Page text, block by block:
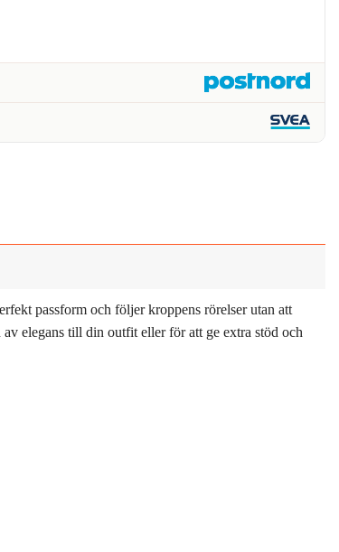
passform och följer kroppens rörelser utan att
elegans till din outfit eller för att ge extra stöd och